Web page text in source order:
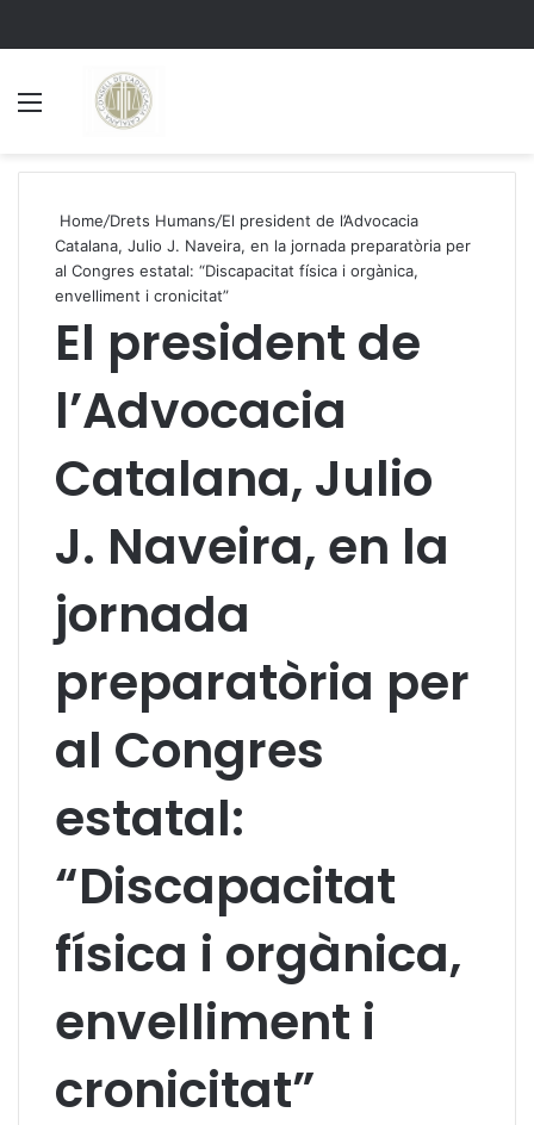
Home/Drets Humans/El president de l’Advocacia
Catalana, Julio J. Naveira, en la jornada preparatòria per
al Congres estatal: “Discapacitat física i orgànica,
envelliment i cronicitat”
El president de
l’Advocacia
Catalana, Julio
J. Naveira, en la
jornada
preparatòria per
al Congres
estatal:
“Discapacitat
física i orgànica,
envelliment i
cronicitat”